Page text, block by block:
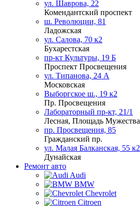
ул. Шаврова, 22
Комендантский проспект
ш. Революции, 81
Ладожская
ул. Салова, 70 к2
Бухарестская
пр-кт Культуры, 19 Б
Проспект Просвещения
ул. Типанова, 24 А
Московская
Выборгское ш., 19 к2
Пр. Просвещения
Лабораторный пр-кт, 21/1
Лесная, Площадь Мужества
пр. Просвещения, 85
Гражданский пр.
ул. Малая Балканская, 55 к2
Дунайская
Ремонт авто
Audi
BMW
Chevrolet
Citroen